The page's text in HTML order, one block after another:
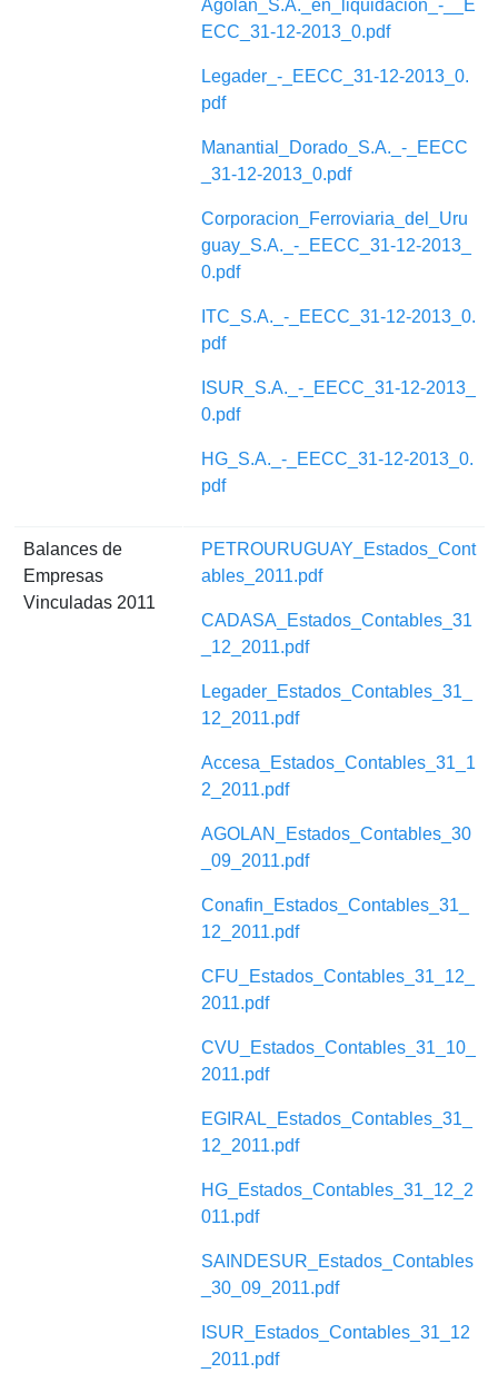
Agolan_S.A._en_liquidacion_-__E
ECC_31-12-2013_0.pdf
Legader_-_EECC_31-12-2013_0.
pdf
Manantial_Dorado_S.A._-_EECC
_31-12-2013_0.pdf
Corporacion_Ferroviaria_del_Uru
guay_S.A._-_EECC_31-12-2013_
0.pdf
ITC_S.A._-_EECC_31-12-2013_0.
pdf
ISUR_S.A._-_EECC_31-12-2013_
0.pdf
HG_S.A._-_EECC_31-12-2013_0.
pdf
Balances de
Empresas
Vinculadas 2011
PETROURUGUAY_Estados_Cont
ables_2011.pdf
CADASA_Estados_Contables_31
_12_2011.pdf
Legader_Estados_Contables_31_
12_2011.pdf
Accesa_Estados_Contables_31_1
2_2011.pdf
AGOLAN_Estados_Contables_30
_09_2011.pdf
Conafin_Estados_Contables_31_
12_2011.pdf
CFU_Estados_Contables_31_12_
2011.pdf
CVU_Estados_Contables_31_10_
2011.pdf
EGIRAL_Estados_Contables_31_
12_2011.pdf
HG_Estados_Contables_31_12_2
011.pdf
SAINDESUR_Estados_Contables
_30_09_2011.pdf
ISUR_Estados_Contables_31_12
_2011.pdf